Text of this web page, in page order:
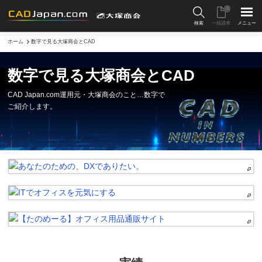
検索 一括請求
0
メニュー
ホーム 数字で見る大塚商会とCAD
数字で見る大塚商会とCAD
CAD Japan.com運用元・大塚商会のこと…数字で
ご紹介します。